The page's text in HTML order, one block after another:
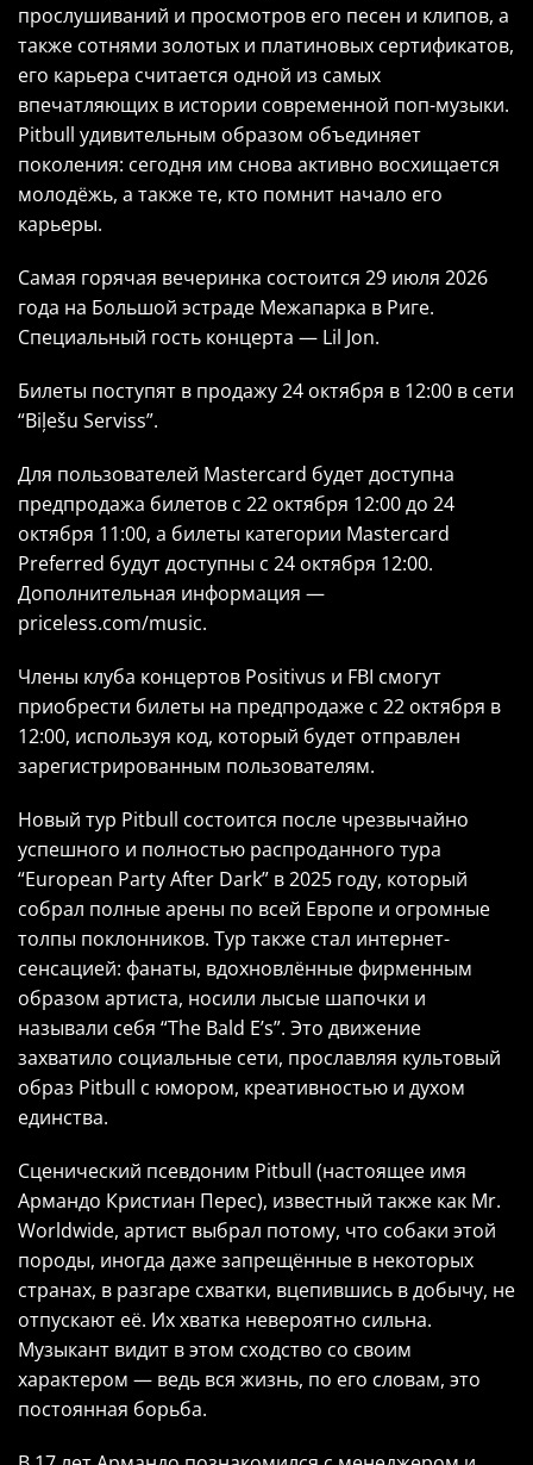
прослушиваний и просмотров его песен и клипов, а
также сотнями золотых и платиновых сертификатов,
его карьера считается одной из самых
впечатляющих в истории современной поп-музыки.
Pitbull удивительным образом объединяет
поколения: сегодня им снова активно восхищается
молодёжь, а также те, кто помнит начало его
карьеры.
Самая горячая вечеринка состоится 29 июля 2026
года на Большой эстраде Межапарка в Риге.
Специальный гость концерта — Lil Jon.
Билеты поступят в продажу 24 октября в 12:00 в сети
“Biļešu Serviss”.
Для пользователей Mastercard будет доступна
предпродажа билетов с 22 октября 12:00 до 24
октября 11:00, а билеты категории Mastercard
Preferred будут доступны с 24 октября 12:00.
Дополнительная информация —
priceless.com/music.
Члены клуба концертов Positivus и FBI смогут
приобрести билеты на предпродаже с 22 октября в
12:00, используя код, который будет отправлен
зарегистрированным пользователям.
Новый тур Pitbull состоится после чрезвычайно
успешного и полностью распроданного тура
“European Party After Dark” в 2025 году, который
собрал полные арены по всей Европе и огромные
толпы поклонников. Тур также стал интернет-
сенсацией: фанаты, вдохновлённые фирменным
образом артиста, носили лысые шапочки и
называли себя “The Bald E’s”. Это движение
захватило социальные сети, прославляя культовый
образ Pitbull с юмором, креативностью и духом
единства.
Сценический псевдоним Pitbull (настоящее имя
Армандо Кристиан Перес), известный также как Mr.
Worldwide, артист выбрал потому, что собаки этой
породы, иногда даже запрещённые в некоторых
странах, в разгаре схватки, вцепившись в добычу, не
отпускают её. Их хватка невероятно сильна.
Музыкант видит в этом сходство со своим
характером — ведь вся жизнь, по его словам, это
постоянная борьба.